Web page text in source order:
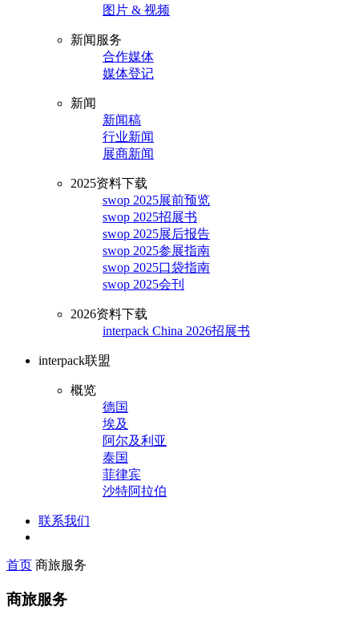
图片 & 视频
新闻服务
合作媒体
媒体登记
新闻
新闻稿
行业新闻
展商新闻
2025资料下载
swop 2025展前预览
swop 2025招展书
swop 2025展后报告
swop 2025参展指南
swop 2025口袋指南
swop 2025会刊
2026资料下载
interpack China 2026招展书
interpack联盟
概览
德国
埃及
阿尔及利亚
泰国
菲律宾
沙特阿拉伯
联系我们
首页 商旅服务
商旅服务